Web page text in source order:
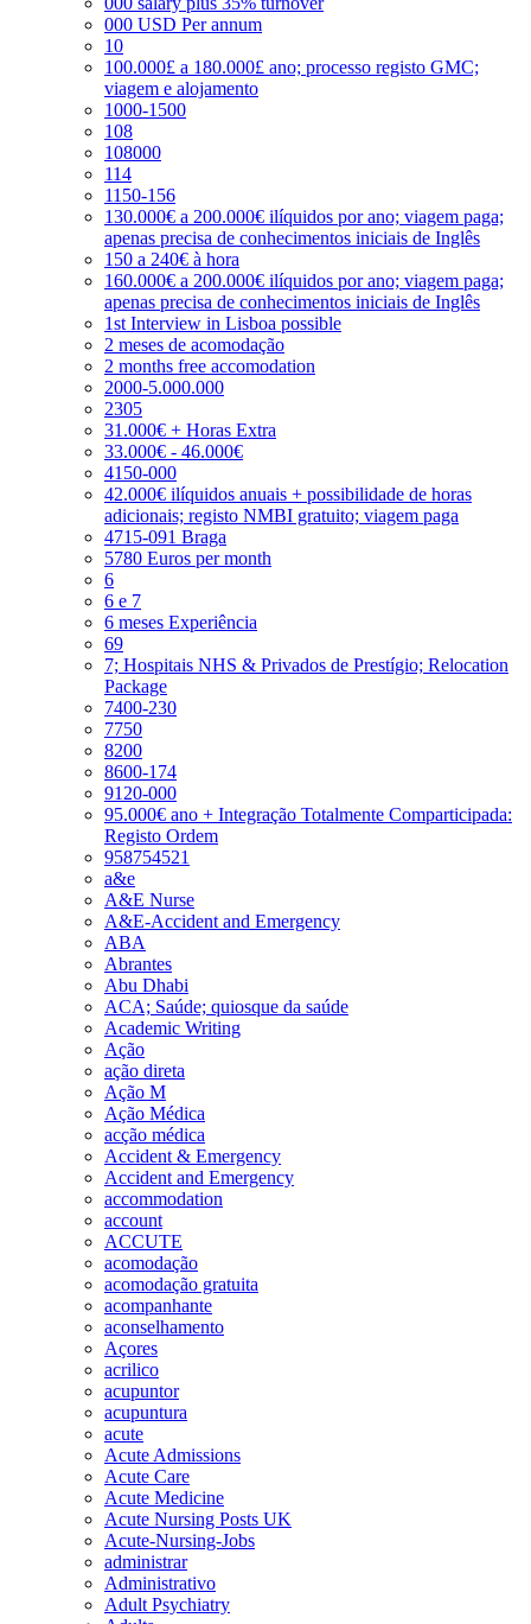
000 USD Per annum
10
100.000£ a 180.000£ ano; processo registo GMC;
viagem e alojamento
1000-1500
108
108000
114
1150-156
130.000€ a 200.000€ ilíquidos por ano; viagem paga;
apenas precisa de conhecimentos iniciais de Inglês
150 a 240€ à hora
160.000€ a 200.000€ ilíquidos por ano; viagem paga;
apenas precisa de conhecimentos iniciais de Inglês
1st Interview in Lisboa possible
2 meses de acomodação
2 months free accomodation
2000-5.000.000
2305
31.000€ + Horas Extra
33.000€ - 46.000€
4150-000
42.000€ ilíquidos anuais + possibilidade de horas
adicionais; registo NMBI gratuito; viagem paga
4715-091 Braga
5780 Euros per month
6
6 e 7
6 meses Experiência
69
7; Hospitais NHS & Privados de Prestígio; Relocation
Package
7400-230
7750
8200
8600-174
9120-000
95.000€ ano + Integração Totalmente Comparticipada:
Registo Ordem
958754521
a&e
A&E Nurse
A&E-Accident and Emergency
ABA
Abrantes
Abu Dhabi
ACA; Saúde; quiosque da saúde
Academic Writing
Ação
ação direta
Ação M
Ação Médica
acção médica
Accident & Emergency
Accident and Emergency
accommodation
account
ACCUTE
acomodação
acomodação gratuita
acompanhante
aconselhamento
Açores
acrilico
acupuntor
acupuntura
acute
Acute Admissions
Acute Care
Acute Medicine
Acute Nursing Posts UK
Acute-Nursing-Jobs
administrar
Administrativo
Adult Psychiatry